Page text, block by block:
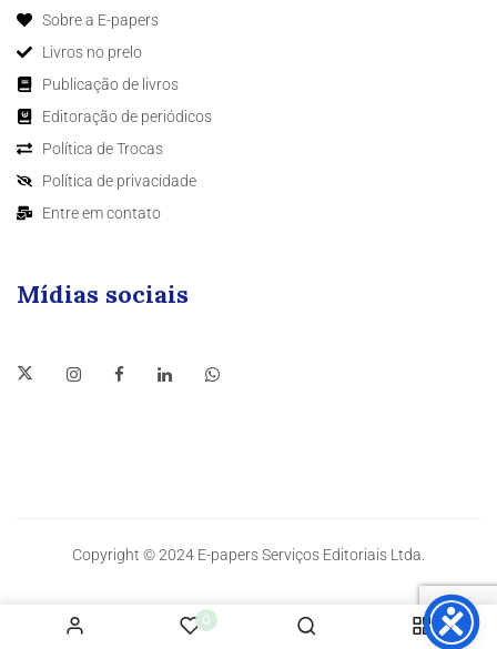
0
Sobre a E-papers
Livros no prelo
Publicação de livros
Editoração de periódicos
Política de Trocas
Política de privacidade
Entre em contato
Mídias sociais
Copyright © 2024 E-papers Serviços Editoriais Ltda.